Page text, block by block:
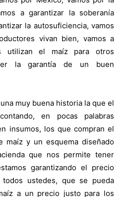
a garantizar la soberanía
la autosuficiencia, vamos
vivan bien, vamos a
utilizan el maíz para otros
la garantía de un buen
muy buena historia la que el
en pocas palabras
insumos, los que compran el
maíz y un esquema diseñado
que nos permite tener
garantizando el precio
ustedes, que se pueda
a un precio justo para los